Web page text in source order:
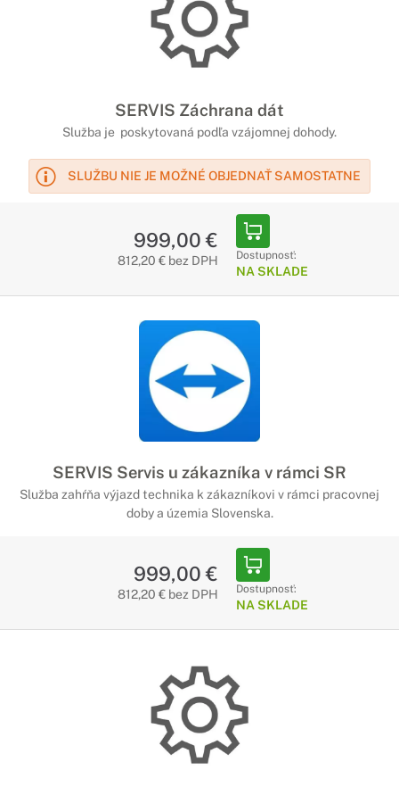
SERVIS Záchrana dát
Služba je poskytovaná podľa vzájomnej dohody.
SLUŽBU NIE JE MOŽNÉ OBJEDNAŤ SAMOSTATNE
999,00 €
812,20 € bez DPH Dostupnosť:
NA SKLADE
SERVIS Servis u zákazníka v rámci SR
Služba zahŕňa výjazd technika k zákazníkovi v rámci pracovnej
doby a územia Slovenska.
999,00 €
812,20 € bez DPH Dostupnosť:
NA SKLADE